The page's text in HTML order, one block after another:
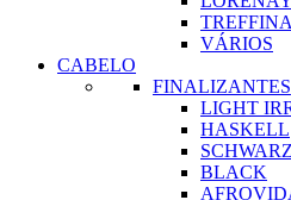
TREFFINA
VÁRIOS
CABELO
FINALIZANTES
LIGHT
HASKELL
BLACK